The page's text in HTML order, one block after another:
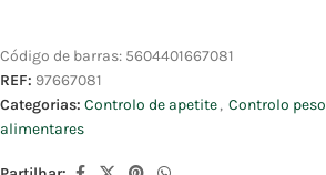
Código de barras: 5604401667081
REF: 97667081
Categorias: Controlo de apetite, Controlo peso
alimentares